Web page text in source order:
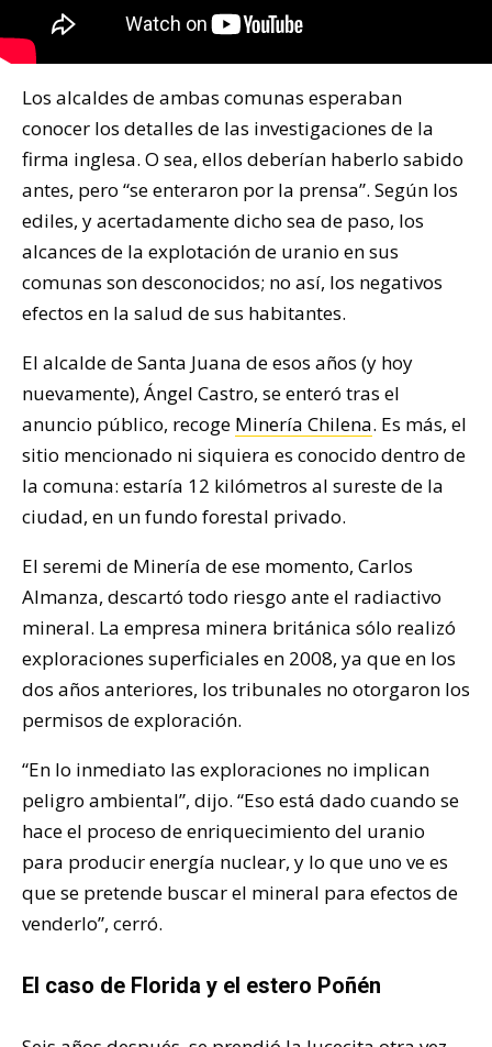
Los alcaldes de ambas comunas esperaban
conocer los detalles de las investigaciones de la
firma inglesa. O sea, ellos deberían haberlo sabido
antes, pero “se enteraron por la prensa”. Según los
ediles, y acertadamente dicho sea de paso, los
alcances de la explotación de uranio en sus
comunas son desconocidos; no así, los negativos
efectos en la salud de sus habitantes.
El alcalde de Santa Juana de esos años (y hoy
nuevamente), Ángel Castro, se enteró tras el
anuncio público, recoge Minería Chilena. Es más, el
sitio mencionado ni siquiera es conocido dentro de
la comuna: estaría 12 kilómetros al sureste de la
ciudad, en un fundo forestal privado.
El seremi de Minería de ese momento, Carlos
Almanza, descartó todo riesgo ante el radiactivo
mineral. La empresa minera británica sólo realizó
exploraciones superficiales en 2008, ya que en los
dos años anteriores, los tribunales no otorgaron los
permisos de exploración.
“En lo inmediato las exploraciones no implican
peligro ambiental”, dijo. “Eso está dado cuando se
hace el proceso de enriquecimiento del uranio
para producir energía nuclear, y lo que uno ve es
que se pretende buscar el mineral para efectos de
venderlo”, cerró.
El caso de Florida y el estero Poñén